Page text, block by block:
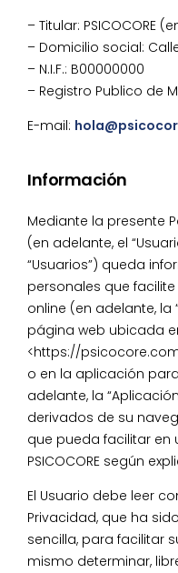
– Titular: PSICOCORE
– Domicilio social:
– N.I.F.: B00000000
– Registro Publico de
E-mail:
Información
Mediante la presente
(en adelante, el
“Usuarios”) queda
personales que
online (en adelante, la
página web ubicada
<https://
o en la aplicación
adelante, la
derivados de su
que pueda facilitar en
PSICOCORE según
El Usuario debe leer
Privacidad, que ha
sencilla, para facilitar
mismo determinar,